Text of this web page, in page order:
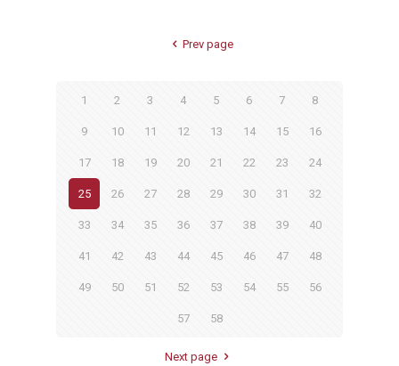
Prev page
1 2 3 4 5 6 7 8
9 10 11 12 13 14 15 16
17 18 19 20 21 22 23 24
25 26 27 28 29 30 31 32
33 34 35 36 37 38 39 40
41 42 43 44 45 46 47 48
49 50 51 52 53 54 55 56
57 58
Next page